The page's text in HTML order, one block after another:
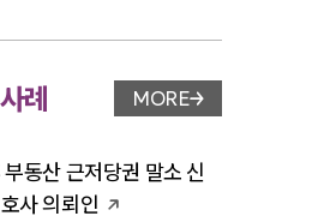
례 업무사례 페이지 이
MORE
동산 근저당권 말소 신
사 의뢰인